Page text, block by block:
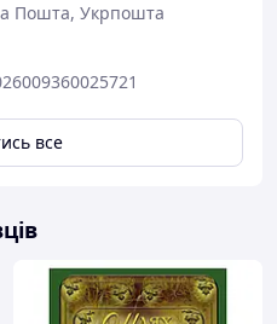
Пошта, Укрпошта
все